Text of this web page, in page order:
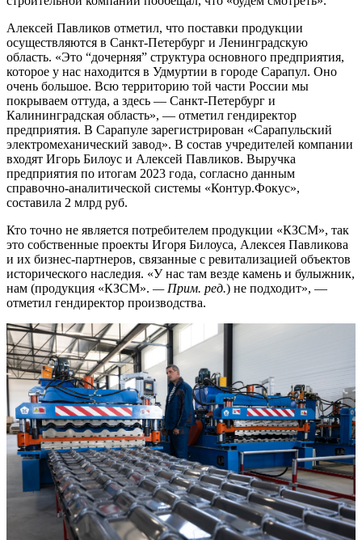
Алексей Павликов отметил, что поставки продукции
осуществляются в Санкт-Петербург и Ленинградскую
область. «Это “дочерняя” структура основного предприятия,
которое у нас находится в Удмуртии в городе Сарапул. Оно
очень большое. Всю территорию той части России мы
покрываем оттуда, а здесь — Санкт-Петербург и
Калининградская область», — отметил гендиректор
предприятия. В Сарапуле зарегистрирован «Сарапульский
электромеханический завод». В состав учредителей компании
входят Игорь Билоус и Алексей Павликов. Выручка
предприятия по итогам 2023 года, согласно данным
справочно-аналитической системы «Контур.Фокус»,
составила 2 млрд руб.
Кто точно не является потребителем продукции «КЗСМ», так
это собственные проекты Игоря Билоуса, Алексея Павликова
и их бизнес-партнеров, связанные с ревитализацией объектов
исторического наследия. «У нас там везде камень и булыжник,
нам (продукция «КЗСМ». — Прим. ред.) не подходит», —
отметил гендиректор производства.